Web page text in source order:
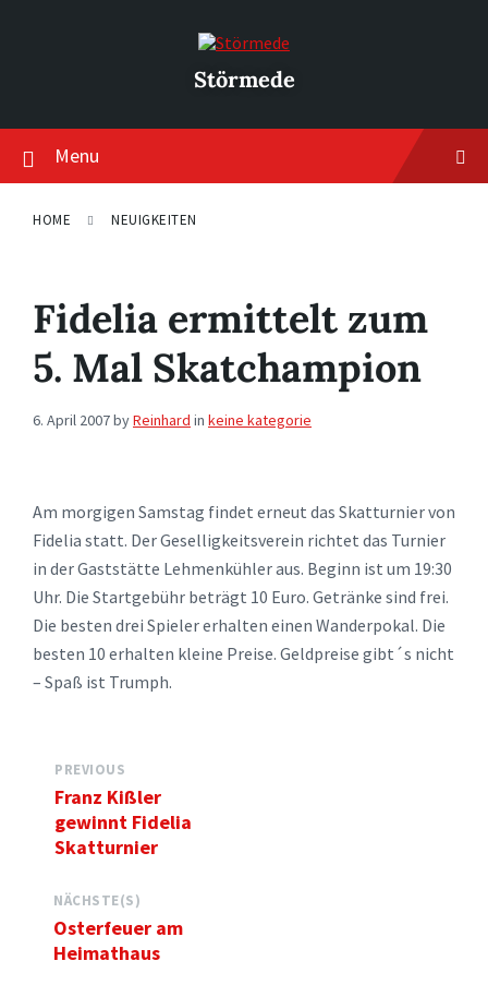
Störmede
Menu
HOME NEUIGKEITEN
Fidelia ermittelt zum
5. Mal Skatchampion
6. April 2007byReinhard in keine kategorie
Am morgigen Samstag findet erneut das Skatturnier von
Fidelia statt. Der Geselligkeitsverein richtet das Turnier
in der Gaststätte Lehmenkühler aus. Beginn ist um 19:30
Uhr. Die Startgebühr beträgt 10 Euro. Getränke sind frei.
Die besten drei Spieler erhalten einen Wanderpokal. Die
besten 10 erhalten kleine Preise. Geldpreise gibt´s nicht
– Spaß ist Trumph.
PREVIOUS
Franz Kißler
gewinnt Fidelia
Skatturnier
NÄCHSTE(S)
Osterfeuer am
Heimathaus